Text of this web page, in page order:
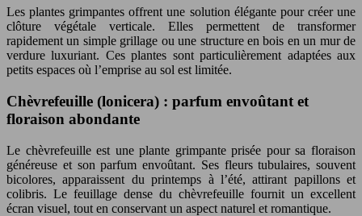
Les plantes grimpantes offrent une solution élégante pour créer une
clôture végétale verticale. Elles permettent de transformer
rapidement un simple grillage ou une structure en bois en un mur de
verdure luxuriant. Ces plantes sont particulièrement adaptées aux
petits espaces où l’emprise au sol est limitée.
Chèvrefeuille (lonicera) : parfum envoûtant et
floraison abondante
Le chèvrefeuille est une plante grimpante prisée pour sa floraison
généreuse et son parfum envoûtant. Ses fleurs tubulaires, souvent
bicolores, apparaissent du printemps à l’été, attirant papillons et
colibris. Le feuillage dense du chèvrefeuille fournit un excellent
écran visuel, tout en conservant un aspect naturel et romantique.